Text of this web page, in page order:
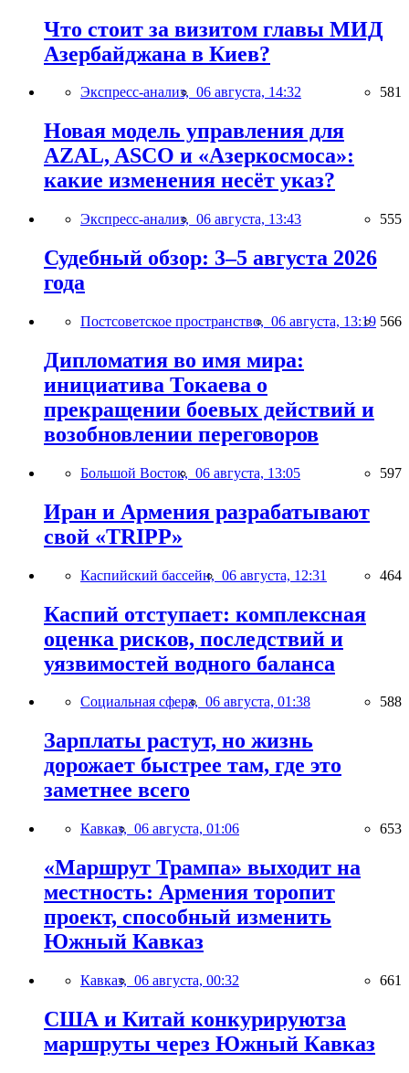
Что стоит за визитом главы МИД
Азербайджана в Киев?
Экспресс-анализ, 06 августа, 14:32 581
Новая модель управления для
AZAL, ASCO и «Азеркосмоса»:
какие изменения несёт указ?
Экспресс-анализ, 06 августа, 13:43 555
Судебный обзор: 3–5 августа 2026
года
Постсоветское пространство, 06 августа, 13:19 566
Дипломатия во имя мира:
инициатива Токаева о
прекращении боевых действий и
возобновлении переговоров
Большой Восток, 06 августа, 13:05 597
Иран и Армения разрабатывают
свой «TRIPP»
Каспийский бассейн, 06 августа, 12:31 464
Каспий отступает: комплексная
оценка рисков, последствий и
уязвимостей водного баланса
Социальная сфера, 06 августа, 01:38 588
Зарплаты растут, но жизнь
дорожает быстрее там, где это
заметнее всего
Кавказ, 06 августа, 01:06 653
«Маршрут Трампа» выходит на
местность: Армения торопит
проект, способный изменить
Южный Кавказ
Кавказ, 06 августа, 00:32 661
США и Китай конкурируютза
маршруты через Южный Кавказ